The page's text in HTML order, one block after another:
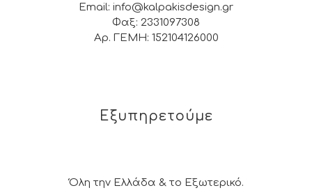
Email: info@kalpakisdesign.gr
Φαξ: 2331097308
Αρ. ΓΕΜΗ: 152104126000
Εξυπηρετούμε
Όλη την Ελλάδα & το Εξωτερικό.